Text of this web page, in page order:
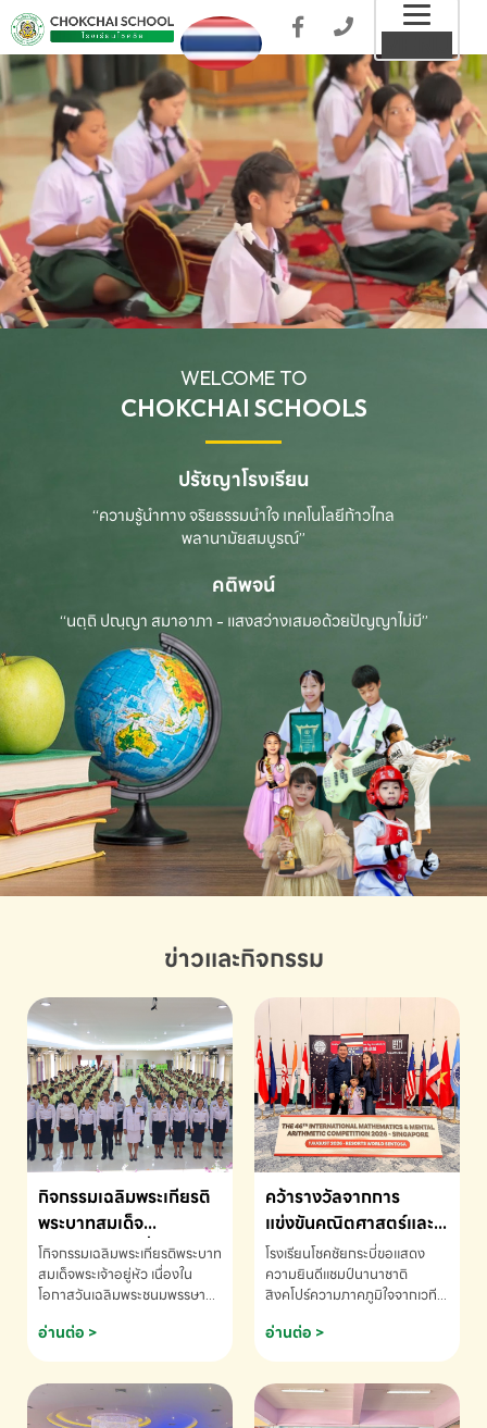
WELCOME TO
CHOKCHAI SCHOOLS
ปรัชญาโรงเรียน
“ความรู้นำทาง จริยธรรมนำใจ เทคโนโลยีก้าวไกล
พลานามัยสมบูรณ์”
คติพจน์
“นตฺถิ ปณฺญา สมาอาภา - แสงสว่างเสมอด้วยปัญญาไม่มี”
ข่าวและกิจกรรม
กิจกรรมเฉลิมพระเกียรติ
พระบาทสมเด็จ
พระเจ้าอยู่หัว เนื่องใน
โอกาสวันเฉลิม
พระชนมพรรษา
โกิจกรรมเฉลิมพระเกียรติพระบาท
สมเด็จพระเจ้าอยู่หัว เนื่องใน
โอกาสวันเฉลิมพระชนมพรรษา
ข้อมูลเพิ่มเติม โทร. 075-691910
อ่านต่อ >
คว้ารางวัลจากการ
แข่งขันคณิตศาสตร์และ
คณิตคิดเร็วนานาชาติ
ครั้งที่ 46 ประจำปี 2569
ณ ประเทศสิงคโปร์
โรงเรียนโชคชัยกระบี่ขอแสดง
ความยินดีแชมป์นานาชาติ
สิงคโปร์ความภาคภูมิใจจากเวที
ด.ช.พัทธนันท์ พรหมพันธ์ ชั้น
อนุบาล EP K3 โรงเรียนโชคชัย
แข่งขันคณิตศาสตร์และคณิตคิด
เร็วนานาชาติ ครั้งที่ 46 ประจำปี
อ่านต่อ >